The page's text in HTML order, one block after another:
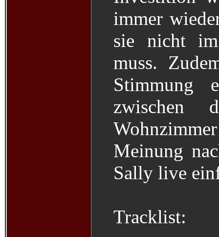
immer
sie nicht im
muss.
Stimmung
zwischen
Meinung
Sally live
Tracklist: